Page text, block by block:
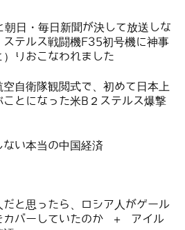
朝日・毎日新聞が決して放送しな
ステルス戦闘機F35初号機に神事
）りおこなわれました
自衛隊観閲式で、初めて日本上
ことになった米B２ステルス爆撃
ない本当の中国経済
だと思ったら、ロシア人がゲール
カバーしていたのか ＋ アイル